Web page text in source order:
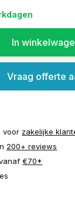
In
Vraag offerte
voor zakelijke
200+ reviews
€70*